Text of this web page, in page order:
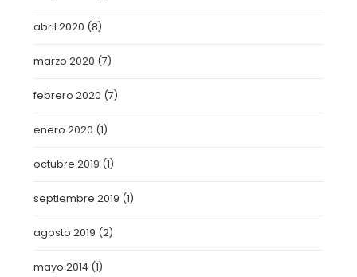
abril 2020 (8)
marzo 2020 (7)
febrero 2020 (7)
enero 2020 (1)
octubre 2019 (1)
septiembre 2019 (1)
agosto 2019 (2)
mayo 2014 (1)